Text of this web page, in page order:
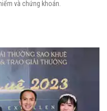
và chứng khoán.